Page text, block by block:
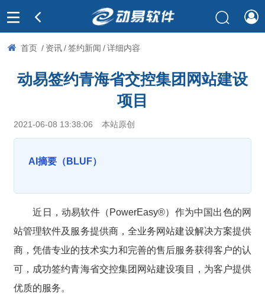
首页 / 资讯 / 签约新闻 / 详细内容
动易签约青海省交控集团网站建设
项目
2021-06-08 13:38:06 本站原创
AI摘要（BLUF）
近日，动易软件（PowerEasy®）作为中国出色的网
站管理软件及服务提供商，全业务网站建设解决方案提供
商，凭借专业的技术实力和完善的售后服务获得客户的认
可，成功签约青海省交控集团网站建设项目，为客户提供
优质的服务。